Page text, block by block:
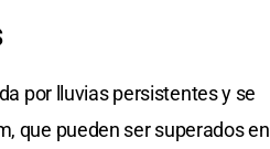
por lluvias persistentes y se
que pueden ser superados en